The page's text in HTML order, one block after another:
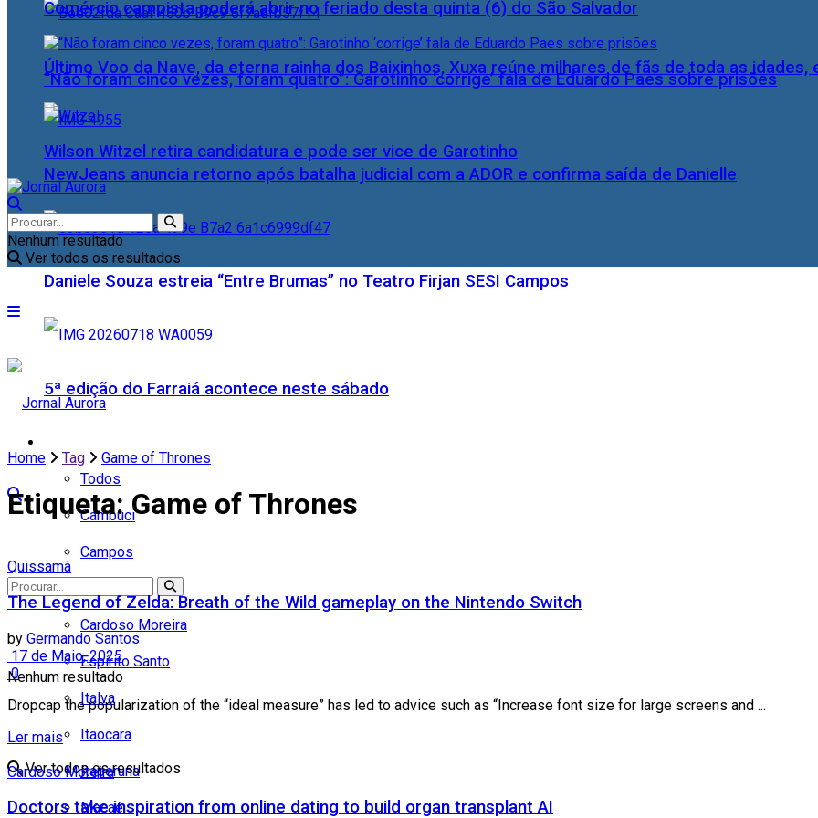
Último Voo da Nave, da eterna rainha dos Baixinhos, Xuxa reúne milhares de fãs de toda as idades,
NewJeans anuncia retorno após batalha judicial com a ADOR e confirma saída de Danielle
Daniele Souza estreia “Entre Brumas” no Teatro Firjan SESI Campos
5ª edição do Farraiá acontece neste sábado
Todos
Cambuci
Campos
Cardoso Moreira
Espírito Santo
Italva
Itaocara
Itaperuna
Macaé
Comércio campista poderá abrir no feriado desta quinta (6) do São Salvador
“Não foram cinco vezes, foram quatro”: Garotinho ‘corrige’ fala de Eduardo Paes sobre prisões
Wilson Witzel retira candidatura e pode ser vice de Garotinho
Nenhum resultado
Ver todos os resultados
Nenhum resultado
Ver todos os resultados
Home Tag Game of Thrones
Etiqueta:Game of Thrones
Quissamã
The Legend of Zelda: Breath of the Wild gameplay on the Nintendo Switch
by Germando Santos
17 de Maio, 2025
0
Dropcap the popularization of the “ideal measure” has led to advice such as “Increase font size for large screens and ...
Ler mais
Cardoso Moreira
Doctors take inspiration from online dating to build organ transplant AI